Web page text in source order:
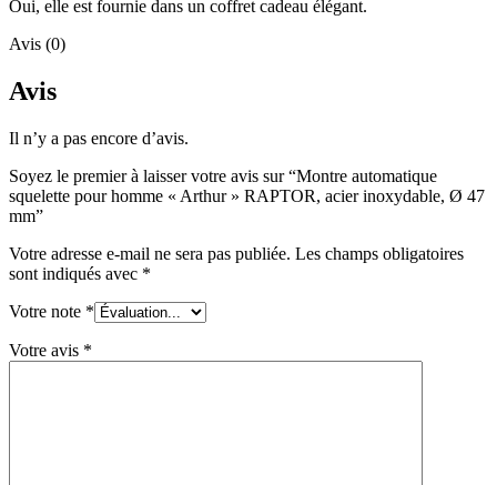
Oui, elle est fournie dans un coffret cadeau élégant.
Avis (0)
Avis
Il n’y a pas encore d’avis.
Soyez le premier à laisser votre avis sur “Montre automatique
squelette pour homme « Arthur » RAPTOR, acier inoxydable, Ø 47
mm”
Votre adresse e-mail ne sera pas publiée. Les champs obligatoires
sont indiqués avec *
Votre note *
Votre avis *